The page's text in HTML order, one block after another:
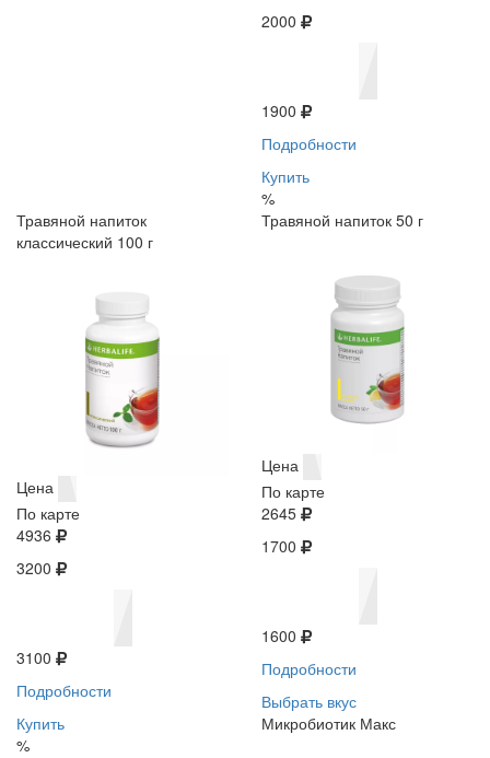
2000
1900
Подробности
Купить
%
Травяной напиток
классический 100 г
Цена
По карте
4936
3200
3100
Подробности
Купить
%
Травяной напиток 50 г
Цена
По карте
2645
1700
1600
Подробности
Выбрать вкус
Микробиотик Макс